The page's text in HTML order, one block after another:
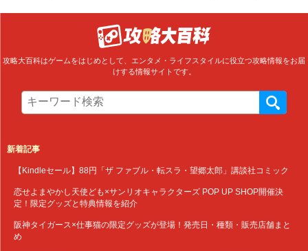
攻略大百科はゲームをはじめとして、エンタメ・ライフスタイルに役立つ攻略情報をお届
けする情報サイトです。
新着記事
【Kindleセール】88円「ザ ファブル・転スラ・望郷太郎」講談社コミック
恋せよまやかし天使ども×サンリオキャラクターズ POP UP SHOP開催決
定！限定グッズと特典情報を紹介
阪神タイガース×仕事猫の限定グッズが登場！発売日・種類・販売店舗まと
め